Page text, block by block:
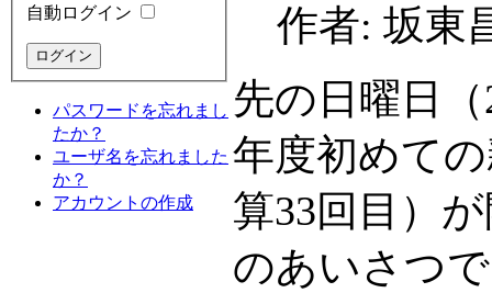
自動ログイン
パスワードを忘れまし
たか？
ユーザ名を忘れました
か？
アカウントの作成
作者: 坂東
先の日曜日
年度初めて
算33回目）
のあいさつ